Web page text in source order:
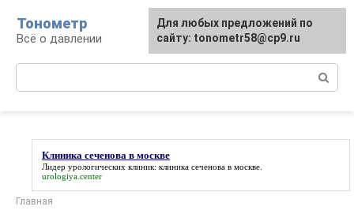
контенту
Тонометр
Всё о давлении
Клиника сеченова в москве
Лидер урологических клиник: клиника сеченова в москве
urologiya.center
Главная
Для любых предложений по
сайту: tonometr58@cp9.ru
Для любых предложений по
сайту: tonometr58@cp9.ru